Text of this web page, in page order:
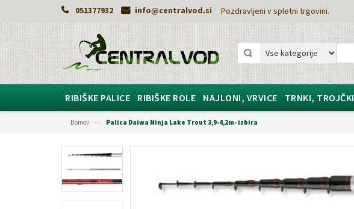
051377932 info@centralvod.si Pozdravljeni v spletni trgovini.
RIBIŠKE PALICE RIBIŠKE ROLE NAJLONI, VRVICE TRNKI, TROJČKI
Domov —› Palica Daiwa Ninja Lake Trout 3,9-4,2m- izbira